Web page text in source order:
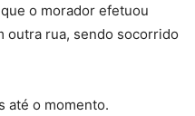
o morador efetuou
outra rua, sendo socorrido
até o momento.